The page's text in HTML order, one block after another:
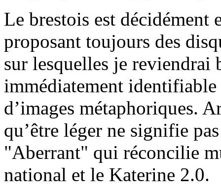
Le brestois est
proposant toujours des
sur lesquelles je reviendrai
immédiatement
d’images métaphoriques.
qu’être léger ne signifie
"Aberrant" qui réconcilie
national et le Katerine 2.0.